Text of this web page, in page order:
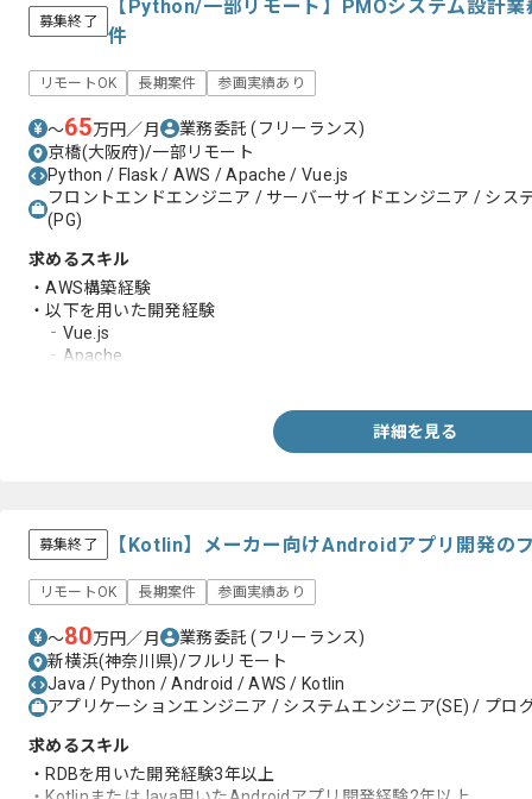
募集終了
【Python/一部リモート】PMOシステム設計
件
リモートOK 長期案件 参画実績あり
〜65万円／月 業務委託(フリーランス)
京橋(大阪府)/一部リモート
Python / Flask / AWS / Apache / Vue.js
フロントエンドエンジニア / サーバーサイドエンジニア / シス
(PG)
求めるスキル
・AWS構築経験
・以下を用いた開発経験
‐Vue.js
‐Apache
詳細を見る
募集終了 【Kotlin】メーカー向けAndroidアプリ開発の
リモートOK 長期案件 参画実績あり
〜80万円／月 業務委託(フリーランス)
新横浜(神奈川県)/フルリモート
Java / Python / Android / AWS / Kotlin
アプリケーションエンジニア / システムエンジニア(SE) / プロ
求めるスキル
・RDBを用いた開発経験3年以上